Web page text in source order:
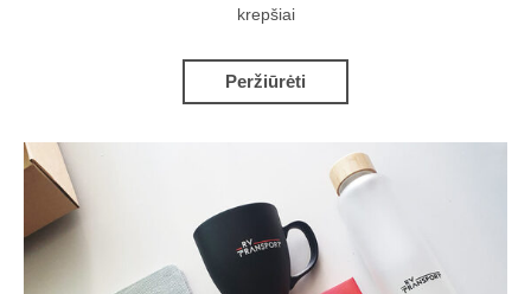
krepšiai
Peržiūrėti